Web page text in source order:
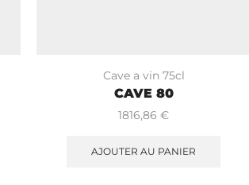
Cave a vin 75cl
CAVE 80
1816,86 €
AJOUTER AU PANIER